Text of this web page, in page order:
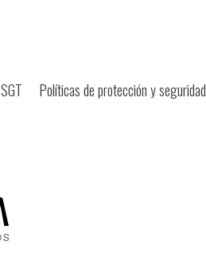
SGT Políticas de protección y seguridad